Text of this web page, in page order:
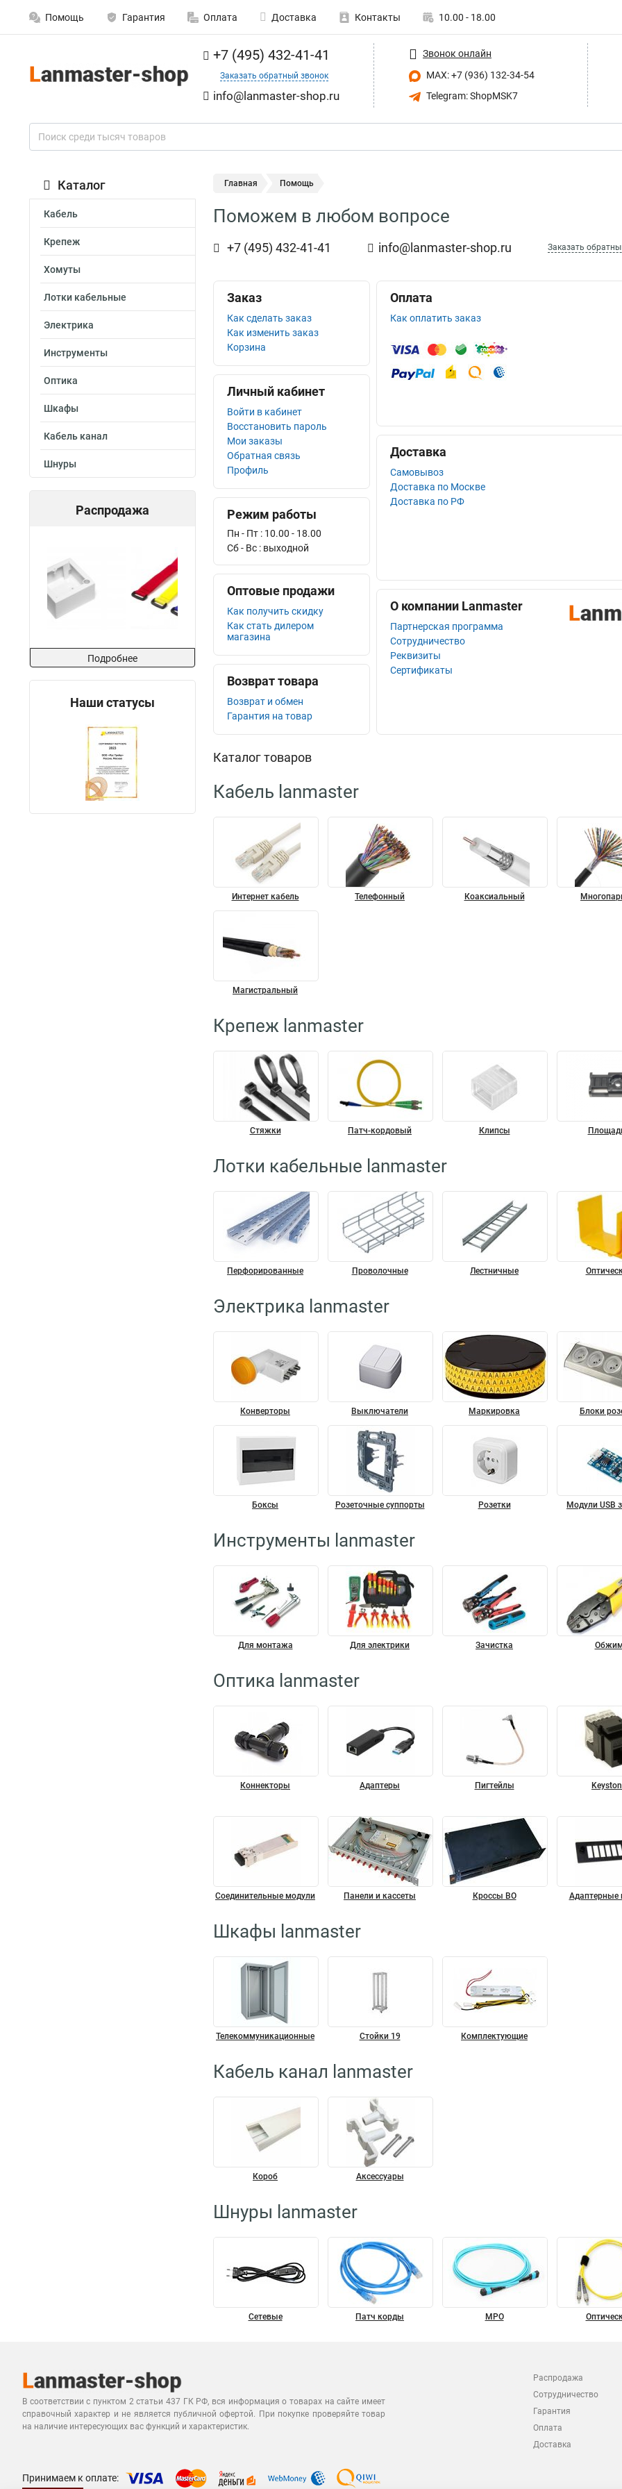
Помощь Гарантия Оплата Доставка Контакты 10.00 - 18.00
+7 (495) 432-41-41
Заказать обратный звонок
info@lanmaster-shop.ru
Звонок онлайн
MAX: +7 (936) 132-34-54
Telegram: ShopMSK7
Каталог
Кабель
Крепеж
Хомуты
Лотки кабельные
Электрика
Инструменты
Оптика
Шкафы
Кабель канал
Шнуры
Распродажа
Подробнее
Наши статусы
Главная Помощь
Поможем в любом вопросе
+7 (495) 432-41-41 info@lanmaster-shop.ru Заказать
Заказ
Как сделать заказ
Как изменить заказ
Корзина
Личный кабинет
Войти в кабинет
Восстановить пароль
Мои заказы
Обратная связь
Профиль
Режим работы
Пн - Пт : 10.00 - 18.00
Сб - Bс : выходной
Оптовые продажи
Как получить скидку
Как стать дилером
магазина
Возврат товара
Возврат и обмен
Гарантия на товар
Оплата
Как оплатить заказ
Доставка
Самовывоз
Доставка по Москве
Доставка по РФ
О компании Lanmaster
Партнерская программа
Сотрудничество
Реквизиты
Сертификаты
Каталог товаров
Кабель lanmaster
Интернет кабель Телефонный Коаксиальный
Магистральный
Крепеж lanmaster
Стяжки Патч-кордовый Клипсы
Лотки кабельные lanmaster
Перфорированные Проволочные Лестничные
Электрика lanmaster
Конверторы Выключатели Маркировка Блоки
Боксы Розеточные суппорты Розетки Модули USB
Инструменты lanmaster
Для монтажа Для электрики Зачистка
Оптика lanmaster
Коннекторы Адаптеры Пигтейлы
Соединительные модули Панели и кассеты Кроссы ВО Адаптерные
Шкафы lanmaster
Телекоммуникационные Стойки 19 Комплектующие
Кабель канал lanmaster
Короб Аксессуары
Шнуры lanmaster
Сетевые Патч корды MPO
В соответствии с пунктом 2 статьи 437 ГК РФ, вся информация о товарах на сайте имеет
справочный характер и не является публичной офертой. При покупке проверяйте товар
на наличие интересующих вас функций и характеристик.
Распродажа
Сотрудничество
Гарантия
Оплата
Доставка
Принимаем к оплате: